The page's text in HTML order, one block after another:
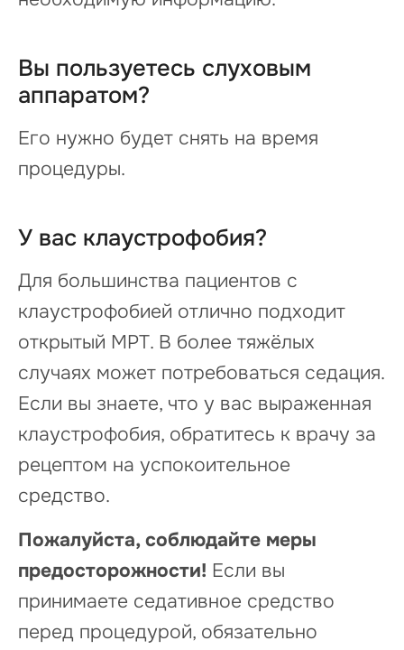
Вы пользуетесь слуховым
аппаратом?
Его нужно будет снять на время
процедуры.
У вас клаустрофобия?
Для большинства пациентов с
клаустрофобией отлично подходит
открытый МРТ. В более тяжёлых
случаях может потребоваться седация.
Если вы знаете, что у вас выраженная
клаустрофобия, обратитесь к врачу за
рецептом на успокоительное
средство.
Пожалуйста, соблюдайте меры
предосторожности! Если вы
принимаете седативное средство
перед процедурой, обязательно